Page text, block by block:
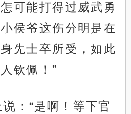
可能打得过威武勇
侯爷这伤分明是在
先士卒所受，如此
钦佩！”
：“是啊！等下官